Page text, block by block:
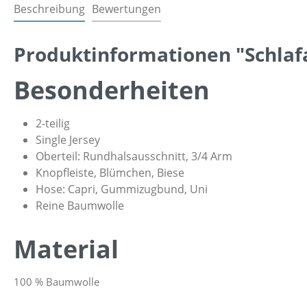
Beschreibung Bewertungen
Produktinformationen
Besonderheiten
2-teilig
Single Jersey
Oberteil: Rundhalsausschnitt, 3/4 Arm
Knopfleiste, Blümchen, Biese
Hose: Capri, Gummizugbund, Uni
Reine Baumwolle
Material
100 % Baumwolle